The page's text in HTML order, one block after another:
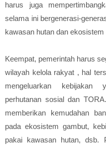
harus juga
selama ini bergenerasi-
kawasan hutan dan ekosistem
Keempat, pemerintah harus
wilayah kelola rakyat , hal
mengeluarkan kebijakan
perhutanan sosial dan
memberikan kemudahan
pada ekosistem gambut,
pakai kawasan hutan, dsb.